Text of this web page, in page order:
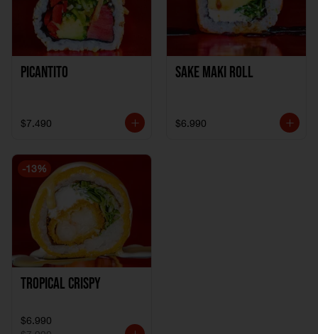
Picantito
$7.490
Sake Maki Roll
$6.990
-13%
Tropical crispy
$6.990